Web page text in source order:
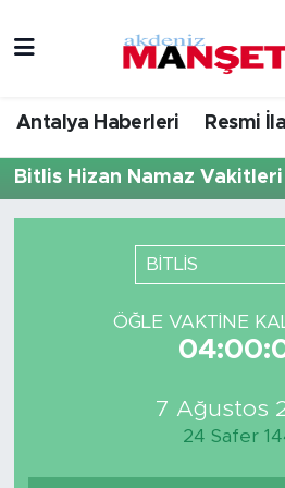
Antalya Haberleri Resmi
Bitlis Hizan Namaz Vakitleri
BİTLİS
ÖĞLE VAKTINE
7 Ağustos
24 Safer
Bilim & Teknoloji
Ekonomi
Trafik Durumu
Tüm Manşetler